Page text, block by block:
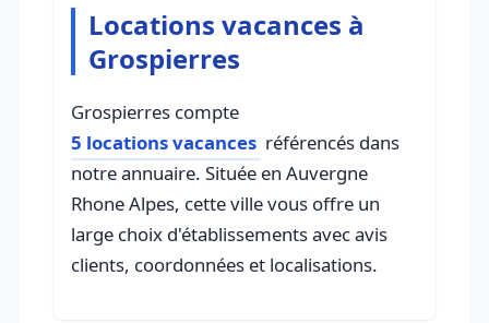
Locations vacances à
Grospierres
Grospierres compte
5 locations vacances référencés dans
notre annuaire. Située en Auvergne
Rhone Alpes, cette ville vous offre un
large choix d'établissements avec avis
clients, coordonnées et localisations.